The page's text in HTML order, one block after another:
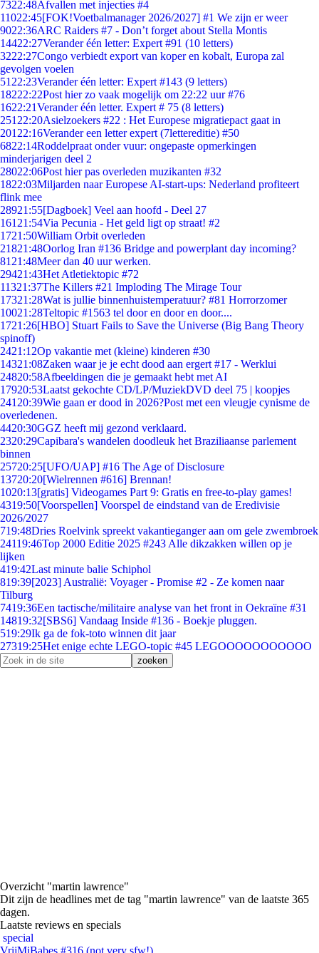
7322:48Afvallen met injecties #4
11022:45[FOK!Voetbalmanager 2026/2027] #1 We zijn er weer
9022:36ARC Raiders #7 - Don’t forget about Stella Montis
14422:27Verander één letter: Expert #91 (10 letters)
3222:27Congo verbiedt export van koper en kobalt, Europa zal
gevolgen voelen
51 22:23Verander één letter: Expert #143 (9 letters)
18222:22Post hier zo vaak mogelijk om 22:22 uur #76
1622:21Verander één letter. Expert # 75 (8 letters)
251 22:20Asielzoekers #22 : Het Europese migratiepact gaat in
201 22:16Verander een letter expert (7lettereditie) #50
6822:14Roddelpraat onder vuur: ongepaste opmerkingen
minderjarigen deel 2
28022:06Post hier pas overleden muzikanten #32
1822:03Miljarden naar Europese AI-start-ups: Nederland profiteert
flink mee
28921:55[Dagboek] Veel aan hoofd - Deel 27
161 21:54Via Pecunia - Het geld ligt op straat! #2
1721:50William Orbit overleden
21821:48Oorlog Iran #136 Bridge and powerplant day incoming?
81 21:48Meer dan 40 uur werken.
29421:43Het Atletiektopic #72
11321:37The Killers #21 Imploding The Mirage Tour
17321:28Wat is jullie binnenhuistemperatuur? #81 Horrorzomer
10021:28Teltopic #1563 tel door en door en door....
1721:26[HBO] Stuart Fails to Save the Universe (Big Bang Theory
spinoff)
2421:12Op vakantie met (kleine) kinderen #30
14321:08Zaken waar je je echt dood aan ergert #17 - Werklui
24820:58Afbeeldingen die je gemaakt hebt met AI
17920:53Laatst gekochte CD/LP/MuziekDVD deel 75 | koopjes
241 20:39Wie gaan er dood in 2026?Post met een vleugje cynisme de
overledenen.
4420:30GGZ heeft mij gezond verklaard.
2320:29Capibara's wandelen doodleuk het Braziliaanse parlement
binnen
25720:25[UFO/UAP] #16 The Age of Disclosure
13720:20[Wielrennen #616] Brennan!
1020:13[gratis] Videogames Part 9: Gratis en free-to-play games!
4319:50[Voorspellen] Voorspel de eindstand van de Eredivisie
2026/2027
719:48Dries Roelvink spreekt vakantieganger aan om gele zwembroek
24119:46Top 2000 Editie 2025 #243 Alle dikzakken willen op je
lijken
419:42Last minute balie Schiphol
819:39[2023] Australië: Voyager - Promise #2 - Ze komen naar
Tilburg
7419:36Een tactische/militaire analyse van het front in Oekraïne #31
14819:32[SBS6] Vandaag Inside #136 - Boekje pluggen.
519:29Ik ga de fok-toto winnen dit jaar
27319:25Het enige echte LEGO-topic #45 LEGOOOOOOOOOOO
Overzicht "martin lawrence"
Dit zijn de headlines met de tag "martin lawrence" van de laatste 365
dagen.
Laatste reviews en specials
special
VrijMiBabes #316 (not very sfw!)